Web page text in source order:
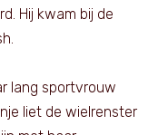
Hij kwam bij de
lang sportvrouw
liet de wielrenster